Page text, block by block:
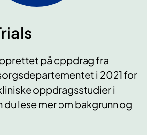
på oppdrag fra
i 2021 for
oppdragsstudier i
du lese mer om bakgrunn og